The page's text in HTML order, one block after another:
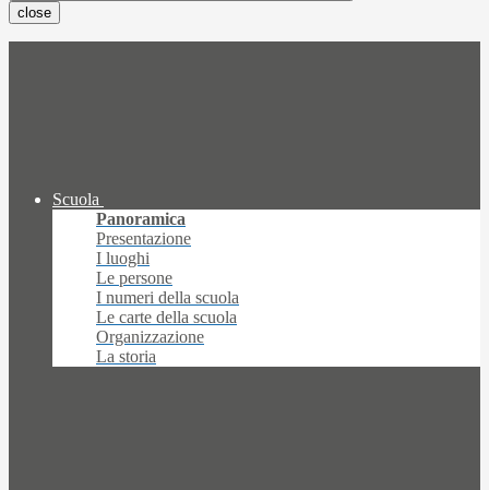
close
Scuola
Panoramica
Presentazione
I luoghi
Le persone
I numeri della scuola
Le carte della scuola
Organizzazione
La storia